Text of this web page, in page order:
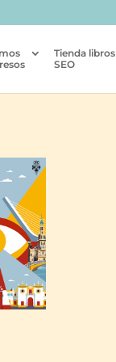
Tienda libros
SEO